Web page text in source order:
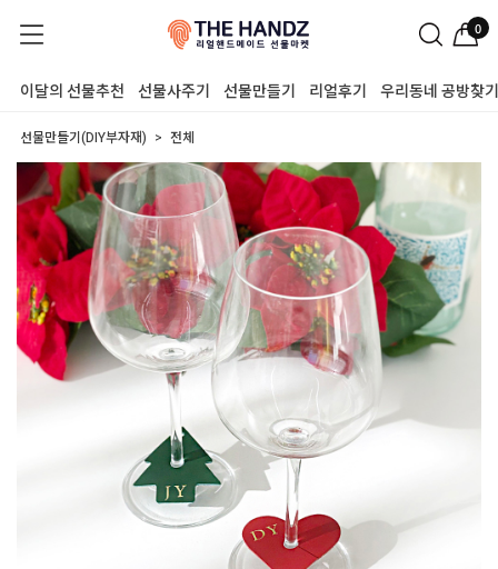
0
이달의 선물추천 선물사주기 선물만들기 리얼후기 우리동네 공방찾기
선물만들기(DIY부자재) 전체